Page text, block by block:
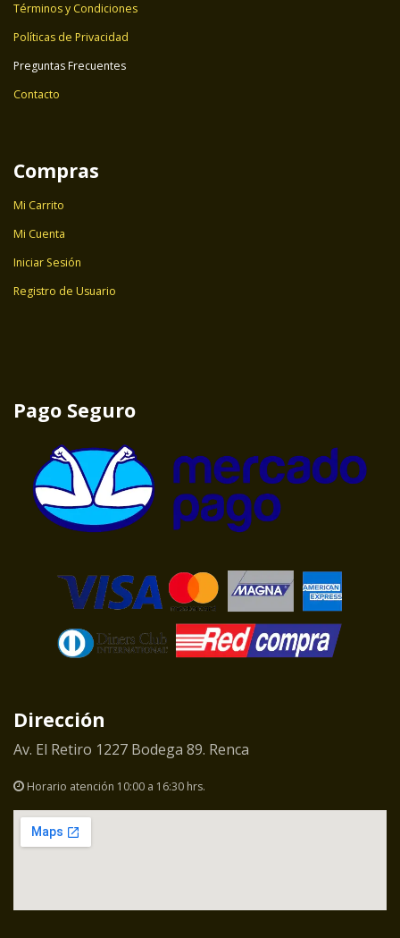
Términos y Condiciones
Políticas de Privacidad
Preguntas Frecuentes
Contacto
Compras
Mi Carrito
Mi Cuenta
Iniciar Sesión
Registro de Usuario
Pago Seguro
Dirección
Av. El Retiro 1227 Bodega 89. Renca
Horario atención 10:00 a 16:30 hrs.